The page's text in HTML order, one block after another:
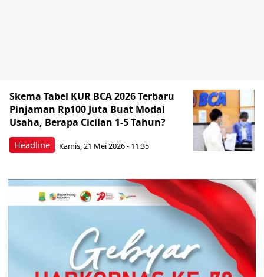
Headline
Skema Tabel KUR BCA 2026 Terbaru
Pinjaman Rp100 Juta Buat Modal
Usaha, Berapa Cicilan 1-5 Tahun?
Kamis, 21 Mei 2026 - 11:35